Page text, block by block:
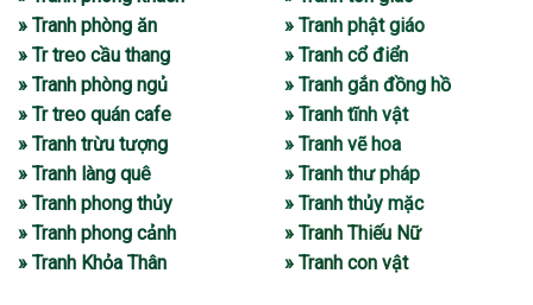
» Tranh phòng ăn
» Tr treo cầu thang
» Tranh phòng ngủ
» Tr treo quán cafe
» Tranh trừu tượng
» Tranh làng quê
» Tranh phong thủy
» Tranh phong cảnh
» Tranh Khỏa Thân
» Tranh phật giáo
» Tranh cổ điển
» Tranh gắn đồng hồ
» Tranh tĩnh vật
» Tranh vẽ hoa
» Tranh thư pháp
» Tranh thủy mặc
» Tranh Thiếu Nữ
» Tranh con vật